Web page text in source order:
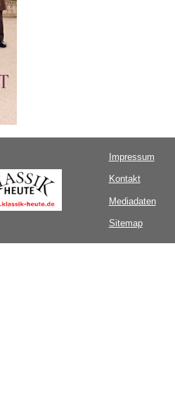
Impressum
Kontakt
Mediadaten
Sitemap